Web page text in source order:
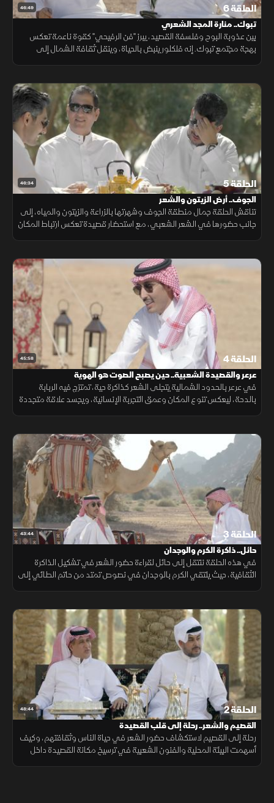
46:49 الحلقة 6
تبوك.. منارة المجد الشعري
بين عذوبة البوح وفلسفة القصيد، يبرز "فن الرفيحي" كقوة ناعمة تعكس
بهجة مجتمع تبوك. إنه فلكلور ينبض بالحياة، وينقل ثقافة الشمال إلى
46:34 الحلقة 5
الجوف.. أرض الزيتون والشعر
تناقش الحلقة جمال منطقة الجوف وشهرتها بالزراعة والزيتون والمياه، إلى
جانب حضورها في الشعر الشعبي، مع استحضار قصيدة تعكس ارتباط المكان
45:58 الحلقة 4
عرعر والقصيدة الشعبية.. حين يصبح الصوت هو الهوية
في عرعر بالحدود الشمالية يتجلى الشعر كذاكرة حية، تمتزج فيه الربابة
بالدحة، ليعكس تنوع المكان وعمق التجربة الإنسانية، ويجسد علاقة متجددة
43:44 الحلقة 3
حائل.. ذاكرة الكرم والوجدان
في هذه الحلقة ننتقل إلى حائل لقراءة حضور الشعر في تشكيل الذاكرة
الثقافية، حيث يلتقي الكرم بالوجدان في نصوص تمتد من حاتم الطائي إلى
48:44 الحلقة 2
القصيم والشعر.. رحلة إلى قلب القصيدة
رحلة إلى القصيم لاستكشاف حضور الشعر في حياة الناس وثقافتهم، وكيف
أسهمت البيئة المحلية والفنون الشعبية في ترسيخ مكانة القصيدة داخل